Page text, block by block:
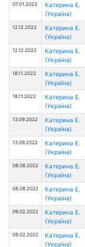
07.01.2023
Катерина Е.
(Україна)
12.12.2022
Катерина Е.
(Україна)
12.12.2022
Катерина Е.
(Україна)
18.11.2022
Катерина Е.
(Україна)
18.11.2022
Катерина Е.
(Україна)
13.09.2022
Катерина Е.
(Україна)
13.09.2022
Катерина Е.
(Україна)
08.08.2022
Катерина Е.
(Україна)
08.08.2022
Катерина Е.
(Україна)
09.02.2022
Катерина Е.
(Україна)
09.02.2022
Катерина Е.
(Україна)